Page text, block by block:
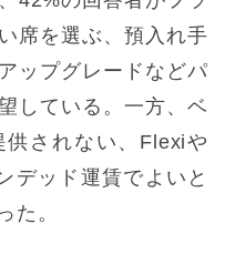
席を選ぶ、預入れ手
ップグレードなどパ
している。一方、ベ
されない、Flexiや
デッド運賃でよいと
た。